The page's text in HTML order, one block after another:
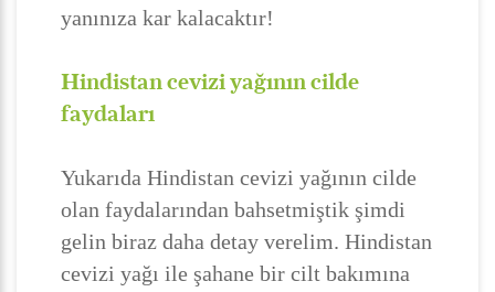
yanınıza kar kalacaktır!
Hindistan cevizi yağının cilde
faydaları
Yukarıda Hindistan cevizi yağının cilde
olan faydalarından bahsetmiştik şimdi
gelin biraz daha detay verelim. Hindistan
cevizi yağı ile şahane bir cilt bakımına